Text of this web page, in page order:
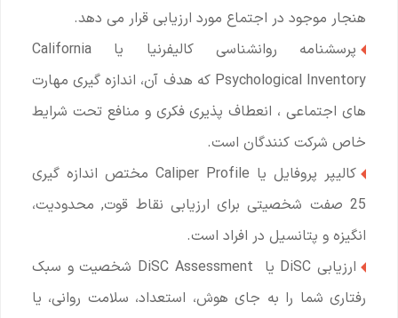
هنجار موجود در اجتماع مورد ارزیابی قرار می دهد.
پرسشنامه روانشناسی کالیفرنیا یا California
Psychological Inventory که هدف آن، اندازه گیری مهارت
های اجتماعی ، انعطاف پذیری فکری و منافع تحت شرایط
خاص شرکت کنندگان است.
کالیپر پروفایل یا Caliper Profile مختص اندازه گیری
25 صفت شخصیتی برای ارزیابی نقاط قوت, محدودیت،
انگیزه و پتانسیل در افراد است.
ارزیابی DiSC یا DiSC Assessment شخصیت و سبک
رفتاری شما را به جای هوش، استعداد، سلامت روانی، یا